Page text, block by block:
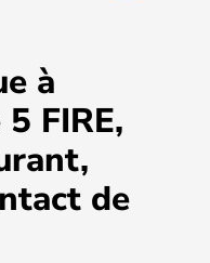
à
FIRE,
de